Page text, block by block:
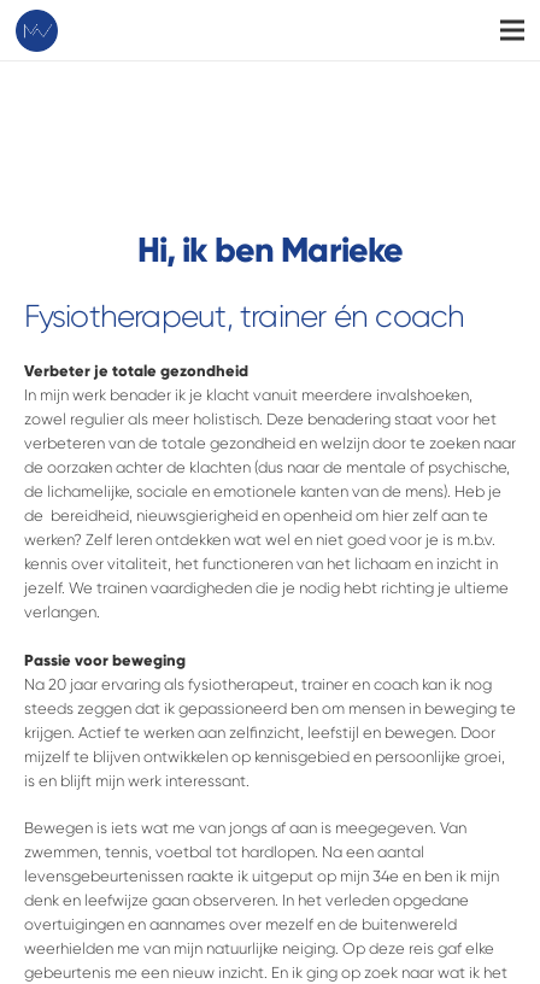
Hi, ik ben Marieke
Fysiotherapeut, trainer én coach
Verbeter je totale gezondheid
In mijn werk benader ik je klacht vanuit meerdere invalshoeken,
zowel regulier als meer holistisch. Deze benadering staat voor het
verbeteren van de totale gezondheid en welzijn door te zoeken naar
de oorzaken achter de klachten (dus naar de mentale of psychische,
de lichamelijke, sociale en emotionele kanten van de mens). Heb je
de bereidheid, nieuwsgierigheid en openheid om hier zelf aan te
werken? Zelf leren ontdekken wat wel en niet goed voor je is m.b.v.
kennis over vitaliteit, het functioneren van het lichaam en inzicht in
jezelf. We trainen vaardigheden die je nodig hebt richting je ultieme
verlangen.
Passie voor beweging
Na 20 jaar ervaring als fysiotherapeut, trainer en coach kan ik nog
steeds zeggen dat ik gepassioneerd ben om mensen in beweging te
krijgen. Actief te werken aan zelfinzicht, leefstijl en bewegen. Door
mijzelf te blijven ontwikkelen op kennisgebied en persoonlijke groei,
is en blijft mijn werk interessant.
Bewegen is iets wat me van jongs af aan is meegegeven. Van
zwemmen, tennis, voetbal tot hardlopen. Na een aantal
levensgebeurtenissen raakte ik uitgeput op mijn 34e en ben ik mijn
denk en leefwijze gaan observeren. In het verleden opgedane
overtuigingen en aannames over mezelf en de buitenwereld
weerhielden me van mijn natuurlijke neiging. Op deze reis gaf elke
gebeurtenis me een nieuw inzicht. En ik ging op zoek naar wat ik het